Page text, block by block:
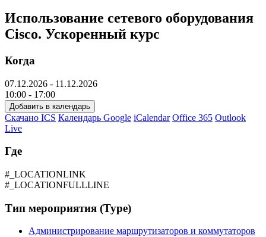
Использование сетевого оборудования
Cisco. Ускоренный курс
Когда
07.12.2026 - 11.12.2026
10:00 - 17:00
Добавить в календарь
Скачано ICS Календарь Google iCalendar Office 365 Outlook
Live
Где
#_LOCATIONLINK
#_LOCATIONFULLLINE
Тип мероприятия (Type)
Администрирование маршрутизаторов и коммутаторов